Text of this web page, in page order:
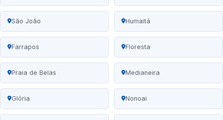
São João Humaitá
Farrapos Floresta
Praia de Belas Medianeira
Glória Nonoai